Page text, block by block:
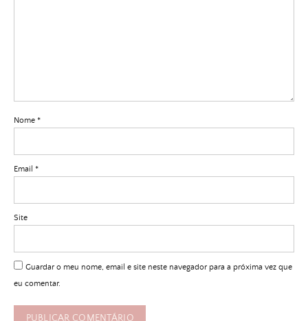
Nome *
Email *
Site
Guardar o meu nome, email e site neste navegador para a próxima vez que
eu comentar.